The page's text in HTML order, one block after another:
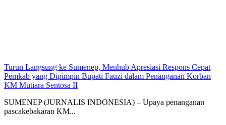
Turun Langsung ke Sumenep, Menhub Apresiasi Respons Cepat
Pemkab yang Dipimpin Bupati Fauzi dalam Penanganan Korban
KM Mutiara Sentosa II
SUMENEP (JURNALIS INDONESIA) – Upaya penanganan
pascakebakaran KM...